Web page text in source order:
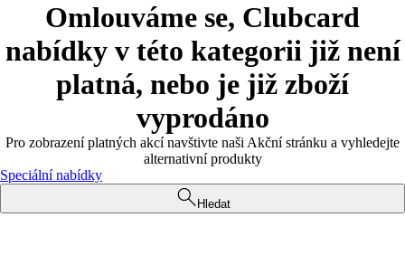
Omlouváme se, Clubcard
nabídky v této kategorii již není
platná, nebo je již zboží
vyprodáno
Pro zobrazení platných akcí navštivte naši Akční stránku a vyhledejte
alternativní produkty
Speciální nabídky
Hledat